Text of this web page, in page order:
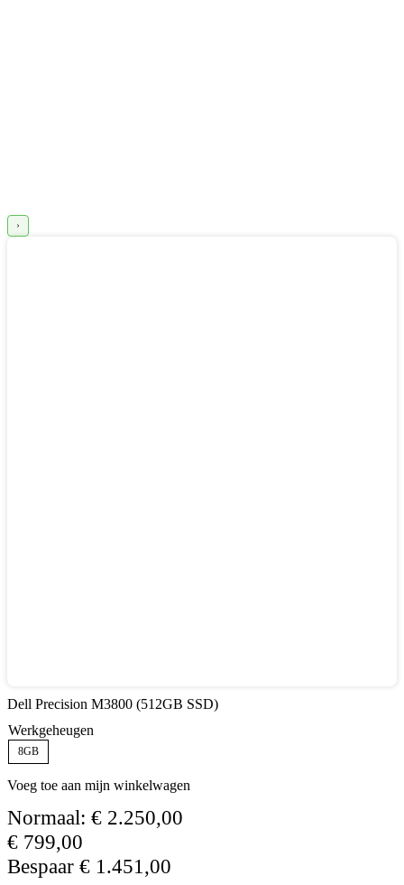
Dell Precision M3800 (512GB SSD)
Werkgeheugen
8GB
Voeg toe aan mijn winkelwagen
Normaal: € 2.250,00
€ 799,00
Bespaar € 1.451,00